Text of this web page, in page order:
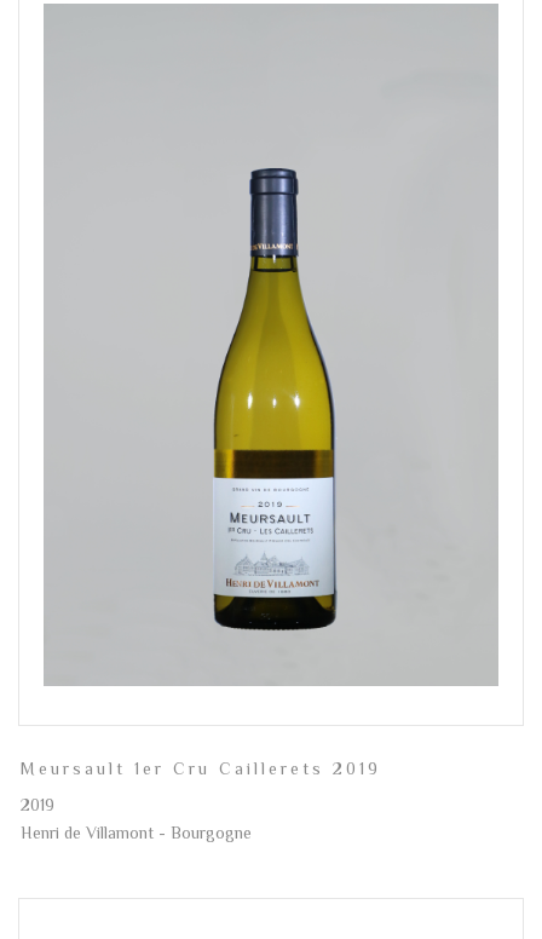
Meursault 1er Cru Caillerets 2019
2019
Henri de Villamont - Bourgogne